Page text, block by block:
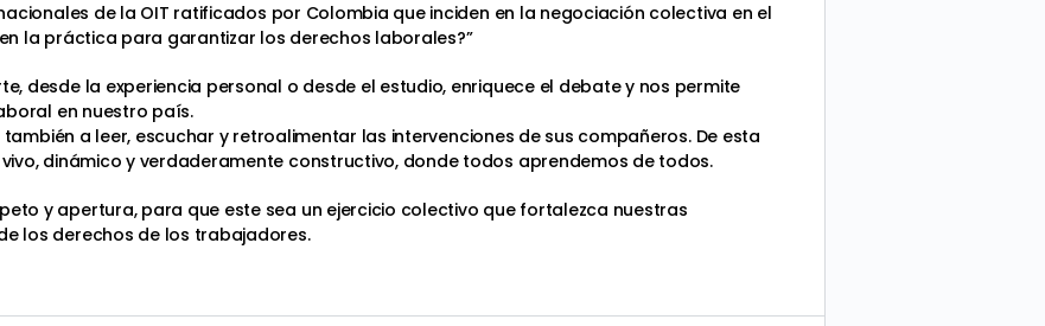
de la OIT ratificados por Colombia que inciden en la negociación colectiva en el
la práctica para garantizar los derechos laborales?”
desde la experiencia personal o desde el estudio, enriquece el debate y nos permite
en nuestro país.
a leer, escuchar y retroalimentar las intervenciones de sus compañeros. De esta
dinámico y verdaderamente constructivo, donde todos aprendemos de todos.
y apertura, para que este sea un ejercicio colectivo que fortalezca nuestras
los derechos de los trabajadores.